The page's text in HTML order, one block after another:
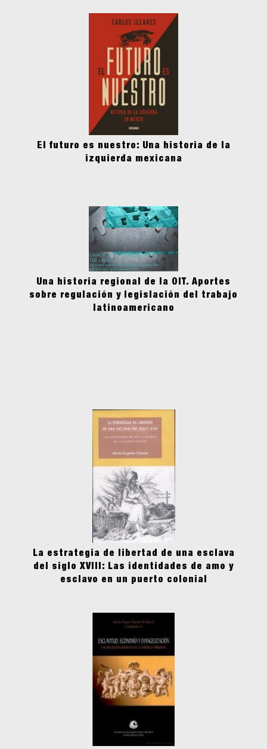
El futuro es nuestro: Una historia de la
izquierda mexicana
Una historia regional de la OIT. Aportes
sobre regulación y legislación del trabajo
latinoamericano
La estrategia de libertad de una esclava
del siglo XVIII: Las identidades de amo y
esclavo en un puerto colonial